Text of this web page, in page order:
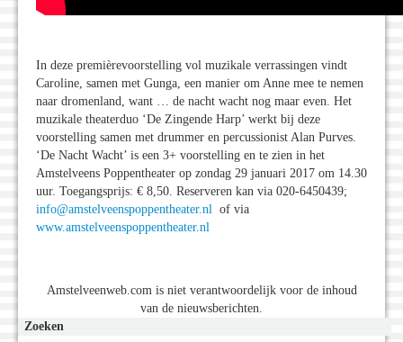
In deze premièrevoorstelling vol muzikale verrassingen vindt
Caroline, samen met Gunga, een manier om Anne mee te nemen
naar dromenland, want … de nacht wacht nog maar even. Het
muzikale theaterduo ‘De Zingende Harp’ werkt bij deze
voorstelling samen met drummer en percussionist Alan Purves.
‘De Nacht Wacht’ is een 3+ voorstelling en te zien in het
Amstelveens Poppentheater op zondag 29 januari 2017 om 14.30
uur. Toegangsprijs: € 8,50. Reserveren kan via 020-6450439;
info@amstelveenspoppentheater.nl of via
www.amstelveenspoppentheater.nl
Amstelveenweb.com is niet verantwoordelijk voor de inhoud
van de nieuwsberichten.
Zoeken